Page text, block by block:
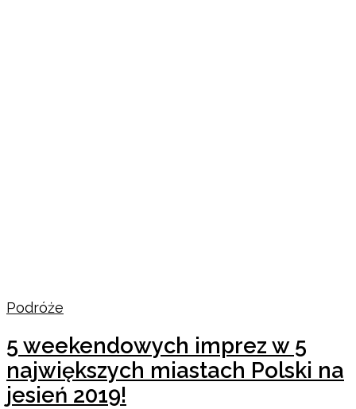
Podróże
5 weekendowych imprez w 5
największych miastach Polski na
jesień 2019!